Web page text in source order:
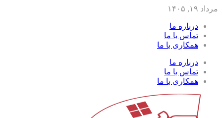
مرداد ۱۹, ۱۴۰۵
درباره ما
تماس با ما
همکاری با ما
درباره ما
تماس با ما
همکاری با ما